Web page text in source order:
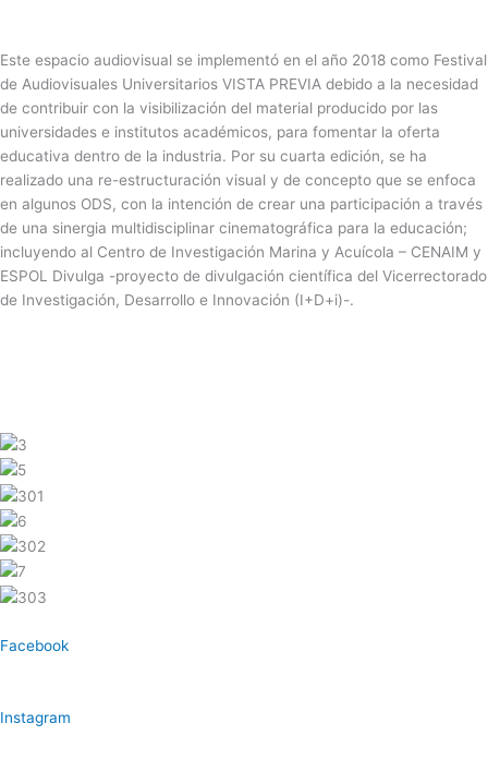
Este espacio audiovisual se implementó en el año 2018 como Festival
de Audiovisuales Universitarios VISTA PREVIA debido a la necesidad
de contribuir con la visibilización del material producido por las
universidades e institutos académicos, para fomentar la oferta
educativa dentro de la industria. Por su cuarta edición, se ha
realizado una re-estructuración visual y de concepto que se enfoca
en algunos ODS, con la intención de crear una participación a través
de una sinergia multidisciplinar cinematográfica para la educación;
incluyendo al Centro de Investigación Marina y Acuícola – CENAIM y
ESPOL Divulga -proyecto de divulgación científica del Vicerrectorado
de Investigación, Desarrollo e Innovación (I+D+i)-.
Facebook
Instagram